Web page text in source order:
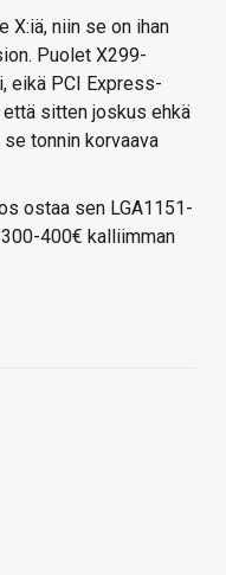
X:iä, niin se on ihan
Puolet X299-
eikä PCI Express-
että sitten joskus ehkä
tonnin korvaava
ostaa sen LGA1151-
400€ kalliimman